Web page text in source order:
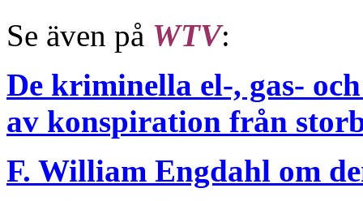
Se även på WTV:
De kriminella el-, gas-
av konspiration från
F. William Engdahl om